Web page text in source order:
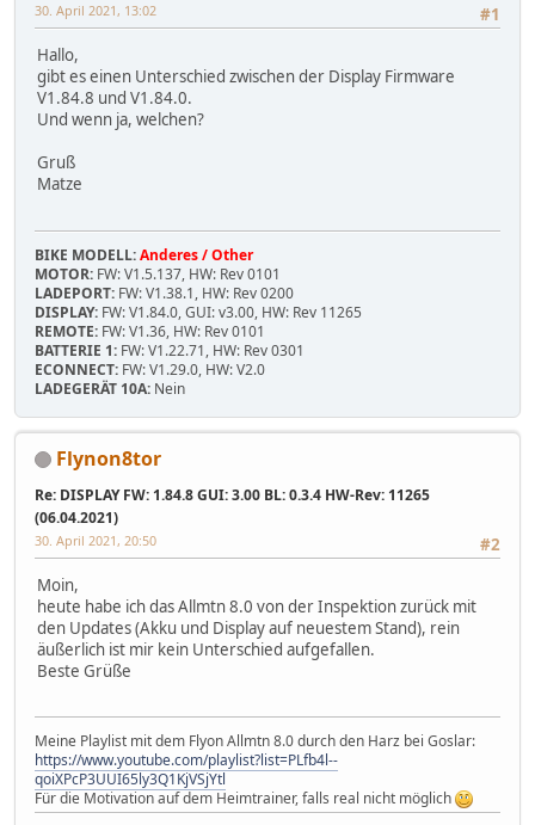
#1
30. April 2021, 13:02
Hallo,
gibt es einen Unterschied zwischen der Display Firmware
V1.84.8 und V1.84.0.
Und wenn ja, welchen?
Gruß
Matze
BIKE MODELL:Anderes / Other
MOTOR: FW: V1.5.137, HW: Rev 0101
LADEPORT: FW: V1.38.1, HW: Rev 0200
DISPLAY: FW: V1.84.0, GUI: v3.00, HW: Rev 11265
REMOTE: FW: V1.36, HW: Rev 0101
BATTERIE 1: FW: V1.22.71, HW: Rev 0301
ECONNECT: FW: V1.29.0, HW: V2.0
LADEGERÄT 10A: Nein
Flynon8tor
Re: DISPLAY FW: 1.84.8 GUI: 3.00 BL: 0.3.4 HW-Rev: 11265
(06.04.2021)
#2
30. April 2021, 20:50
Moin,
heute habe ich das Allmtn 8.0 von der Inspektion zurück mit
den Updates (Akku und Display auf neuestem Stand), rein
äußerlich ist mir kein Unterschied aufgefallen.
Beste Grüße
Meine Playlist mit dem Flyon Allmtn 8.0 durch den Harz bei Goslar:
https://www.youtube.com/playlist?list=PLfb4l--
qoiXPcP3UUI65ly3Q1KjVSjYtl
Für die Motivation auf dem Heimtrainer, falls real nicht möglich